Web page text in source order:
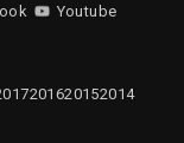
Youtube
201620152014